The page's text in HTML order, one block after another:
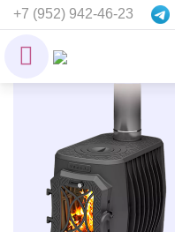
+7 (952) 942-46-23